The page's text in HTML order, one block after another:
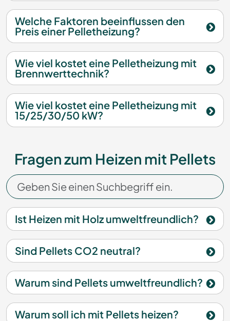
Welche Faktoren beeinflussen den
Preis einer Pelletheizung?
Wie viel kostet eine Pelletheizung mit
Brennwerttechnik?
Wie viel kostet eine Pelletheizung mit
15/25/30/50 kW?
Fragen zum Heizen mit Pellets
Ist Heizen mit Holz umweltfreundlich?
Sind Pellets CO2 neutral?
Warum sind Pellets umweltfreundlich?
Warum soll ich mit Pellets heizen?